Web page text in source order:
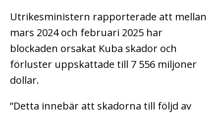
Utrikesministern rapporterade att mellan
mars 2024 och februari 2025 har
blockaden orsakat Kuba skador och
förluster uppskattade till 7 556 miljoner
dollar.
”Detta innebär att skadorna till följd av